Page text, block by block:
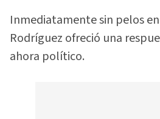
Inmediatamente sin pelos
Rodríguez ofreció una
ahora político.